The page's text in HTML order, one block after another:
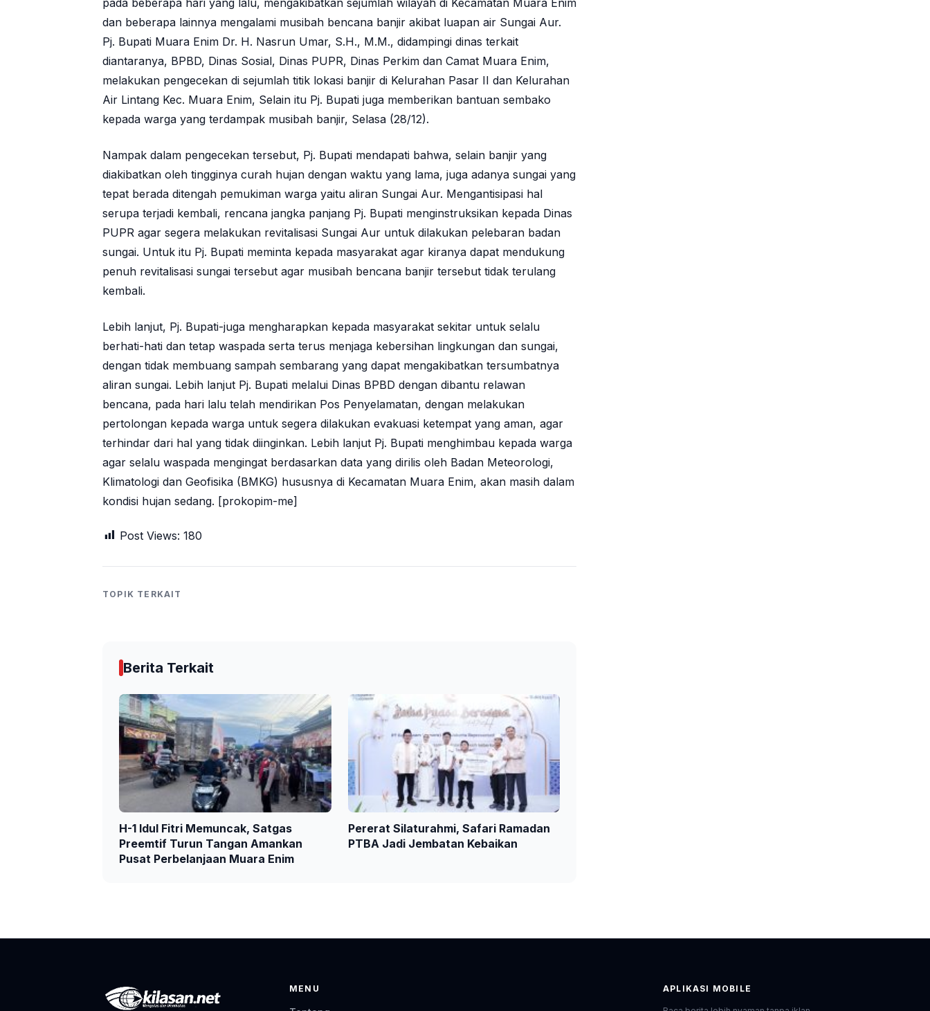
dan beberapa lainnya mengalami musibah bencana banjir akibat luapan air Sungai Aur.
Pj. Bupati Muara Enim Dr. H. Nasrun Umar, S.H., M.M., didampingi dinas terkait
diantaranya, BPBD, Dinas Sosial, Dinas PUPR, Dinas Perkim dan Camat Muara Enim,
melakukan pengecekan di sejumlah titik lokasi banjir di Kelurahan Pasar II dan Kelurahan
Air Lintang Kec. Muara Enim, Selain itu Pj. Bupati juga memberikan bantuan sembako
kepada warga yang terdampak musibah banjir, Selasa (28/12).
Nampak dalam pengecekan tersebut, Pj. Bupati mendapati bahwa, selain banjir yang
diakibatkan oleh tingginya curah hujan dengan waktu yang lama, juga adanya sungai yang
tepat berada ditengah pemukiman warga yaitu aliran Sungai Aur. Mengantisipasi hal
serupa terjadi kembali, rencana jangka panjang Pj. Bupati menginstruksikan kepada Dinas
PUPR agar segera melakukan revitalisasi Sungai Aur untuk dilakukan pelebaran badan
sungai. Untuk itu Pj. Bupati meminta kepada masyarakat agar kiranya dapat mendukung
penuh revitalisasi sungai tersebut agar musibah bencana banjir tersebut tidak terulang
kembali.
Lebih lanjut, Pj. Bupati-juga mengharapkan kepada masyarakat sekitar untuk selalu
berhati-hati dan tetap waspada serta terus menjaga kebersihan lingkungan dan sungai,
dengan tidak membuang sampah sembarang yang dapat mengakibatkan tersumbatnya
aliran sungai. Lebih lanjut Pj. Bupati melalui Dinas BPBD dengan dibantu relawan
bencana, pada hari lalu telah mendirikan Pos Penyelamatan, dengan melakukan
pertolongan kepada warga untuk segera dilakukan evakuasi ketempat yang aman, agar
terhindar dari hal yang tidak diinginkan. Lebih lanjut Pj. Bupati menghimbau kepada warga
agar selalu waspada mengingat berdasarkan data yang dirilis oleh Badan Meteorologi,
Klimatologi dan Geofisika (BMKG) hususnya di Kecamatan Muara Enim, akan masih dalam
kondisi hujan sedang. [prokopim-me]
Post Views: 180
TOPIK TERKAIT
Berita Terkait
H-1 Idul Fitri Memuncak, Satgas
Preemtif Turun Tangan Amankan
Pusat Perbelanjaan Muara Enim
Pererat Silaturahmi, Safari Ramadan
PTBA Jadi Jembatan Kebaikan
MENU APLIKASI MOBILE